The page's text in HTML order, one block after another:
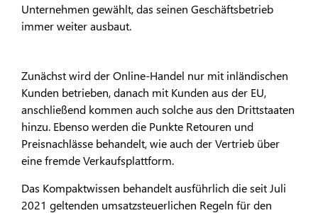
Unternehmen gewählt, das seinen Geschäftsbetrieb
immer weiter ausbaut.
Zunächst wird der Online-Handel nur mit inländischen
Kunden betrieben, danach mit Kunden aus der EU,
anschließend kommen auch solche aus den Drittstaaten
hinzu. Ebenso werden die Punkte Retouren und
Preisnachlässe behandelt, wie auch der Vertrieb über
eine fremde Verkaufsplattform.
Das Kompaktwissen behandelt ausführlich die seit Juli
2021 geltenden umsatzsteuerlichen Regeln für den